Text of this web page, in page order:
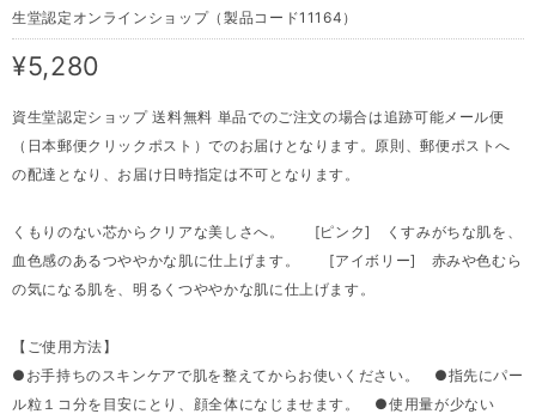
生堂認定オンラインショップ（製品コード11164）
¥5,280
資生堂認定ショップ 送料無料 単品でのご注文の場合は追跡可能メール便
（日本郵便クリックポスト）でのお届けとなります。原則、郵便ポストへ
の配達となり、お届け日時指定は不可となります。
くもりのない芯からクリアな美しさへ。 [ピンク] くすみがちな肌を、
血色感のあるつややかな肌に仕上げます。 [アイボリー] 赤みや色むら
の気になる肌を、明るくつややかな肌に仕上げます。
【ご使用方法】
●お手持ちのスキンケアで肌を整えてからお使いください。 ●指先にパー
ル粒１コ分を目安にとり、顔全体になじませます。 ●使用量が少ない